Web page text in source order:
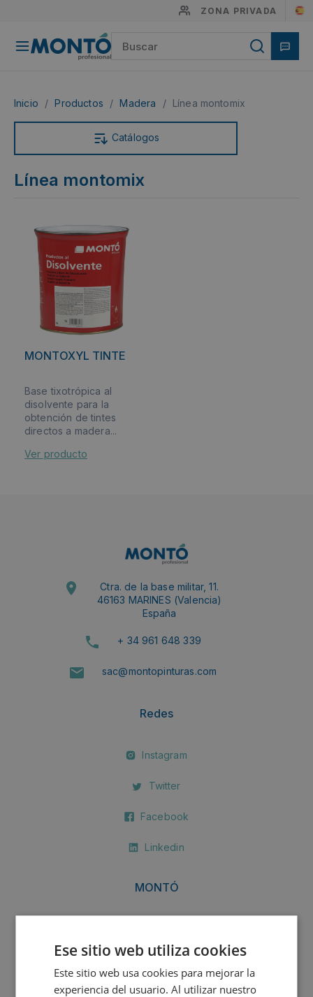
ZONA PRIVADA
Inicio / Productos / Madera / Línea montomix
Catálogos
Línea montomix
MONTOXYL TINTE
Base tixotrópica al
disolvente para la
obtención de tintes
directos a madera...
Ver producto
Ctra. de la base militar, 11.
46163 MARINES (Valencia)
España
+ 34 961 648 339
sac@montopinturas.com
Redes
Instagram
Twitter
Facebook
Linkedin
MONTÓ
MONTÓ Industria
Crea by MONTÓ
Ese sitio web utiliza cookies
Este sitio web usa cookies para mejorar la
experiencia del usuario. Al utilizar nuestro